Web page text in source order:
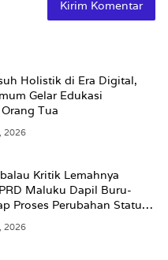
Holistik di Era Digital,
Gelar Edukasi
Tua
2026
Kritik Lemahnya
Maluku Dapil Buru-
Proses Perubahan Status
2026